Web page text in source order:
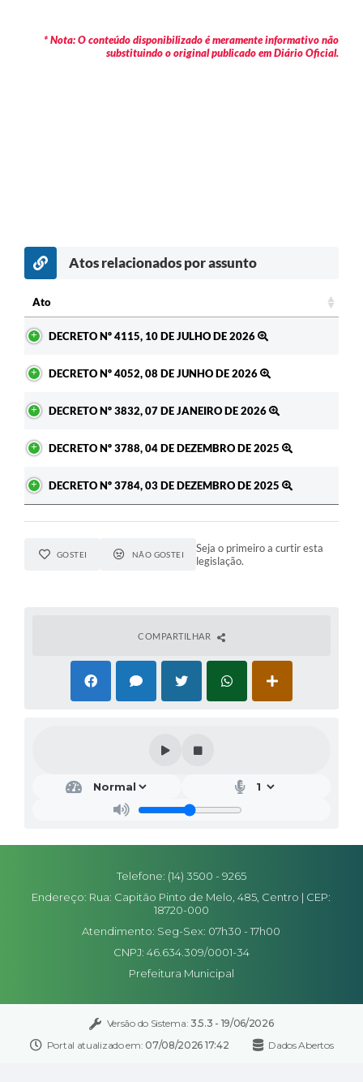
* Nota: O conteúdo disponibilizado é meramente informativo não
substituindo o original publicado em Diário Oficial.
Atos relacionados por assunto
Ato
DECRETO Nº 4115, 10 DE JULHO DE 2026
DECRETO Nº 4052, 08 DE JUNHO DE 2026
DECRETO Nº 3832, 07 DE JANEIRO DE 2026
DECRETO Nº 3788, 04 DE DEZEMBRO DE 2025
DECRETO Nº 3784, 03 DE DEZEMBRO DE 2025
GOSTEI NÃO GOSTEI
Seja o primeiro a curtir esta
legislação.
COMPARTILHAR
Telefone: (14) 3500 - 9265
Endereço: Rua: Capitão Pinto de Melo, 485, Centro | CEP:
18720-000
Atendimento: Seg-Sex: 07h30 - 17h00
CNPJ: 46.634.309/0001-34
Prefeitura Municipal
Versão do Sistema: 3.5.3 - 19/06/2026
Portal atualizado em: 07/08/2026 17:42 Dados Abertos